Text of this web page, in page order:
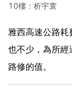
10樓：析宇寰
雅西高速公路
也不少，為所經
路修的值。